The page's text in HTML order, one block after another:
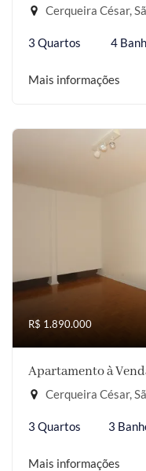
Cerqueira César,
3 Quartos 4
Mais informações
R$ 1.890.000
Apartamento à
Cerqueira César,
3 Quartos 3
Mais informações